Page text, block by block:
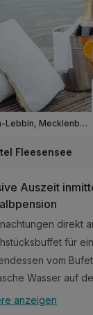
& Teestation
ausgelastet
Göhren-Lebbin, Mecklenburger Seenplatte
Fleesensee
Auszeit
direkt
vom
Wasser auf
anzeigen